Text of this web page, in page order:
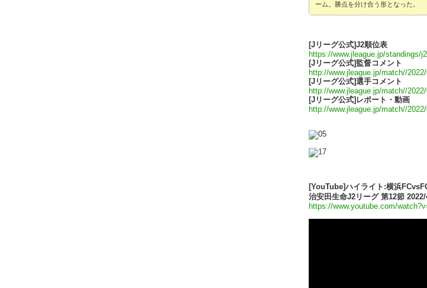
ーム。勝点を分け合う形となった。
[Jリーグ公式]J2順位表
https://www.jleague.jp/standings/
[Jリーグ公式]監督コメント
http://www.jleague.jp/match//
[Jリーグ公式]選手コメント
http://www.jleague.jp/match//
[Jリーグ公式]レポート・動画
http://www.jleague.jp/match//
[YouTube]ハイライト:横浜
治安田生命J2リーグ 第12節
https://www.youtube.com/